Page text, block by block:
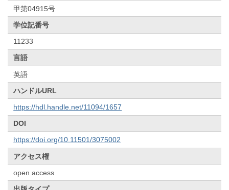
甲第04915号
学位記番号
11233
言語
英語
ハンドルURL
https://hdl.handle.net/11094/1657
DOI
https://doi.org/10.11501/3075002
アクセス権
open access